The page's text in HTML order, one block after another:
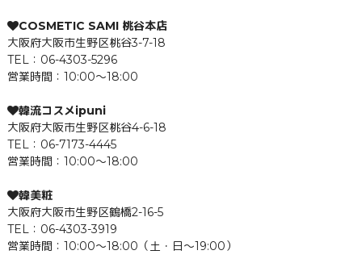
COSMETIC SAMI 桃谷本店
大阪府大阪市生野区桃谷3-7-18
TEL：06-4303-5296
営業時間：10:00～18:00
韓流コスメipuni
大阪府大阪市生野区桃谷4-6-18
TEL：06-7173-4445
営業時間：10:00～18:00
韓美粧
大阪府大阪市生野区鶴橋2-16-5
TEL：06-4303-3919
営業時間：10:00～18:00（土・日～19:00）